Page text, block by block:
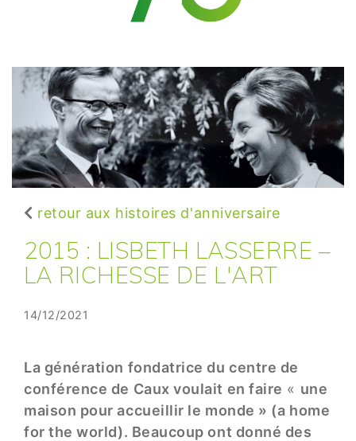
retour aux histoires d'anniversaire
2015 : LISBETH LASSERRE –
LA RICHESSE DE L'ART
14/12/2021
La génération fondatrice du centre de
conférence de Caux voulait en faire « une
maison pour accueillir le monde » (a home
for the world). Beaucoup ont donné des